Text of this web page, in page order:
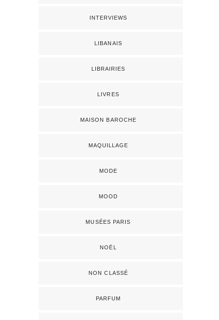
INTERVIEWS
LIBANAIS
LIBRAIRIES
LIVRES
MAISON BAROCHE
MAQUILLAGE
MODE
MOOD
MUSÉES PARIS
NOËL
NON CLASSÉ
PARFUM